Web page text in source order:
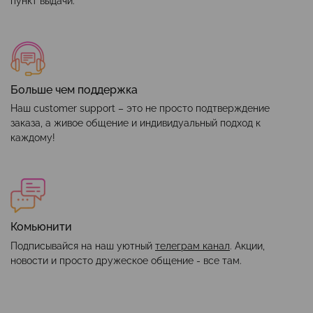
Больше чем поддержка
Наш customer support – это не просто подтверждение
заказа, а живое общение и индивидуальный подход к
каждому!
Комьюнити
Подписывайся на наш уютный телеграм канал. Акции,
новости и просто дружеское общение - все там.